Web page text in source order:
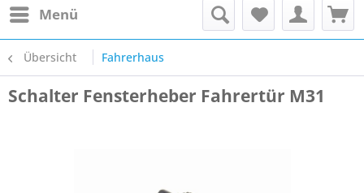
Menü
Übersicht Fahrerhaus
Schalter Fensterheber Fahrertür M31